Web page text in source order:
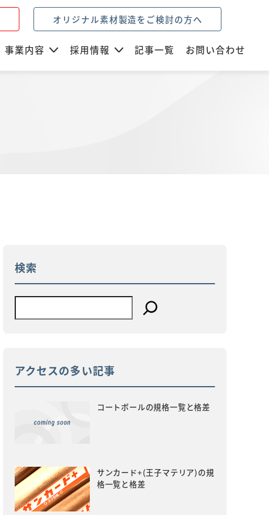
オリジナル素材製造をご検討の方へ
事業内容 採用情報 記事一覧 お問い合わせ
検索
アクセスの多い記事
コートボールの規格一覧と格差
サンカード+(王子マテリア)の規
格一覧と格差